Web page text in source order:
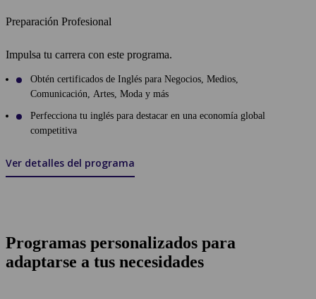
Preparación Profesional
Impulsa tu carrera con este programa.
Obtén certificados de Inglés para Negocios, Medios,
Comunicación, Artes, Moda y más
Perfecciona tu inglés para destacar en una economía global
competitiva
Ver detalles del programa
Programas personalizados para
adaptarse a tus necesidades